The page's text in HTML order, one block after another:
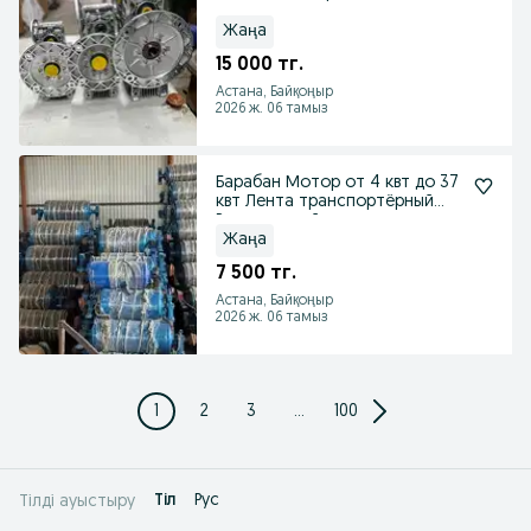
Жаңа
15 000 тг.
Астана, Байқоңыр
2026 ж. 06 тамыз
Барабан Мотор от 4 квт до 37
квт Лента транспортёрный
Жаңа
7 500 тг.
Астана, Байқоңыр
2026 ж. 06 тамыз
1 2 3 ... 100
Тілді ауыстыру Tіл Рус